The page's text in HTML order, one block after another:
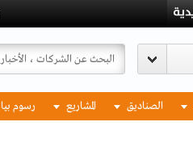
الصناديق المشاريع رسوم